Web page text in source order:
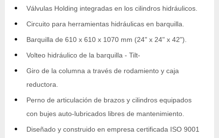
Válvulas Holding integradas en los cilindros hidráulicos.
Circuito para herramientas hidráulicas en barquilla.
Barquilla de 610 x 610 x 1070 mm (24" x 24" x 42").
Volteo hidráulico de la barquilla - Tilt-
Giro de la columna a través de rodamiento y caja
reductora.
Perno de articulación de brazos y cilindros equipados
con bujes auto-lubricados libres de mantenimiento.
Diseñado y construido en empresa certificada ISO 9001